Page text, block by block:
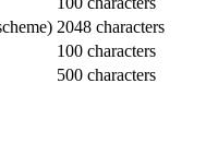
2048 characters
100 characters
500 characters